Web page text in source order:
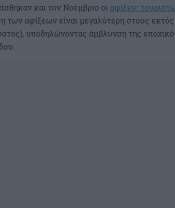
και τον Νοέμβριο οι αφίξεις
των αφίξεων είναι μεγαλύτερη στους εκτός
υποδηλώνοντας άμβλυνση της